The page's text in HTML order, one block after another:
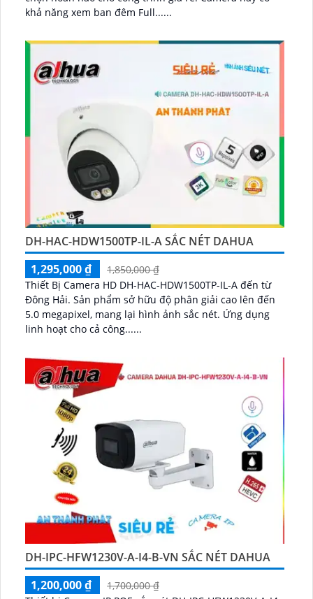
khả năng xem ban đêm Full......
DH-HAC-HDW1500TP-IL-A SẮC NÉT DAHUA
1,295,000 ₫
1,850,000 ₫
Thiết Bị Camera HD DH-HAC-HDW1500TP-IL-A đến từ
Đông Hải. Sản phẩm sở hữu độ phân giải cao lên đến
5.0 megapixel, mang lại hình ảnh sắc nét. Ứng dụng
linh hoạt cho cả công......
DH-IPC-HFW1230V-A-I4-B-VN SẮC NÉT DAHUA
1,200,000 ₫
1,700,000 ₫